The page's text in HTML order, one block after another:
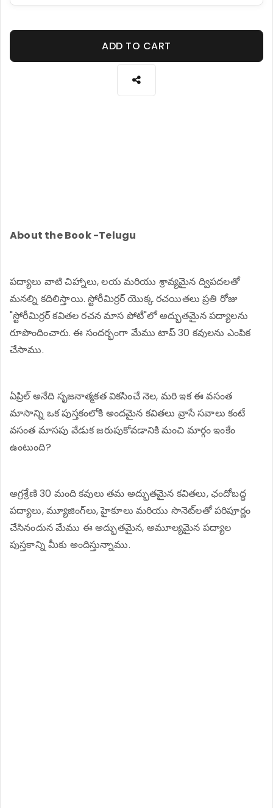
ADD TO CART
About the Book -Telugu
పద్యాలు వాటి చిహ్నాలు, లయ మరియు శ్రావ్యమైన ద్విపదలతో
మనల్ని కదిలిస్తాయి. స్టోరీమిర్రర్ యొక్క రచయితలు ప్రతి రోజు
"స్టోరీమిర్రర్ కవితల రచన మాస పోటీ"లో అద్భుతమైన పద్యాలను
రూపొందించారు. ఈ సందర్భంగా మేము టాప్ 30 కవులను ఎంపిక
చేసాము.
ఏప్రిల్ అనేది సృజనాత్మకత వికసించే నెల, మరి ఇక ఈ వసంత
మాసాన్ని ఒక పుస్తకంలోకి అందమైన కవితలు వ్రాసే సవాలు కంటే
వసంత మాసపు వేడుక జరుపుకోవడానికి మంచి మార్గం ఇంకేం
ఉంటుంది?
అగ్రశ్రేణి 30 మంది కవులు తమ అద్భుతమైన కవితలు, ఛందోబద్ధ
పద్యాలు, మ్యూజింగ్‌లు, హైకూలు మరియు సొనెట్‌లతో పరిపూర్ణం
చేసినందున మేము ఈ అద్భుతమైన, అమూల్యమైన పద్యాల
పుస్తకాన్ని మీకు అందిస్తున్నాము.